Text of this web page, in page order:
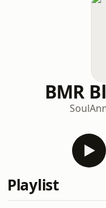
BMR
Soul
Playlist